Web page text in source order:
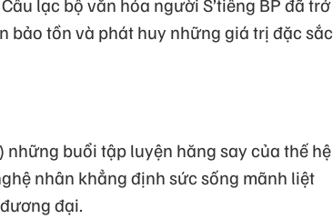
lạc bộ văn hóa người S’tiêng BP đã trở
bảo tồn và phát huy những giá trị đặc sắc
những buổi tập luyện hăng say của thế hệ
nhân khẳng định sức sống mãnh liệt
đại.